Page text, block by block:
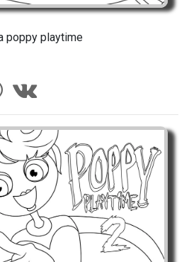
poppy playtime